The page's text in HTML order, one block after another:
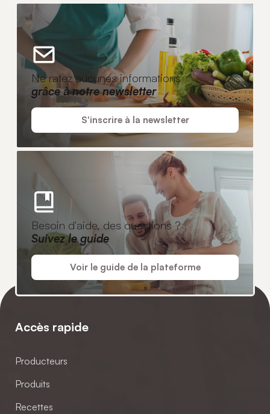
Ne ratez aucunes informations
grâce à notre newsletter
S'inscrire à la newsletter
Besoin d'aide, des questions ?
Suivez le guide
Voir le guide de la plateforme
Accès rapide
Producteurs
Produits
Recettes